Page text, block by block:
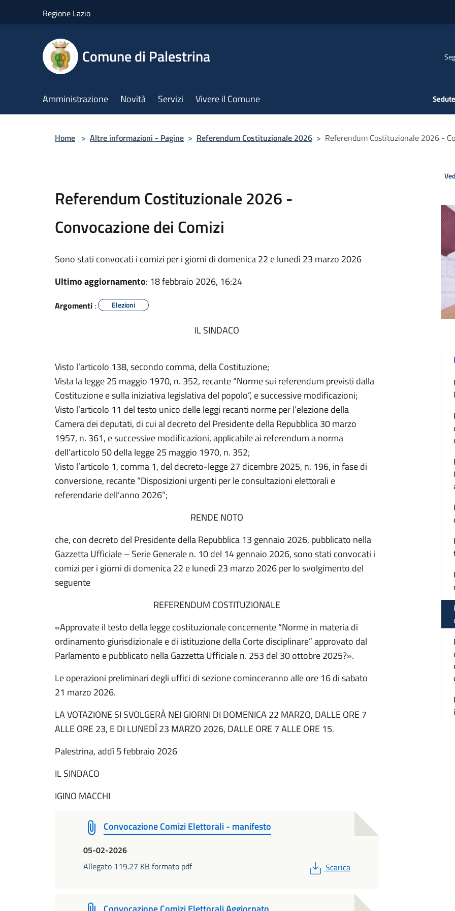
Regione Lazio
Comune di Palestrina
Amministrazione Novità Servizi Vivere il Comune
Home > Altre informazioni - Pagine > Referendum Costituzionale 2026 > Referendum Costituzionale 2026 -
Referendum Costituzionale 2026 -
Convocazione dei Comizi
Sono stati convocati i comizi per i giorni di domenica 22 e lunedì 23 marzo 2026
Ultimo aggiornamento: 18 febbraio 2026, 16:24
Argomenti : Elezioni
IL SINDACO
Visto l’articolo 138, secondo comma, della Costituzione;
Vista la legge 25 maggio 1970, n. 352, recante “Norme sui referendum previsti dalla
Costituzione e sulla iniziativa legislativa del popolo”, e successive modificazioni;
Visto l’articolo 11 del testo unico delle leggi recanti norme per l’elezione della
Camera dei deputati, di cui al decreto del Presidente della Repubblica 30 marzo
1957, n. 361, e successive modificazioni, applicabile ai referendum a norma
dell’articolo 50 della legge 25 maggio 1970, n. 352;
Visto l’articolo 1, comma 1, del decreto-legge 27 dicembre 2025, n. 196, in fase di
conversione, recante “Disposizioni urgenti per le consultazioni elettorali e
referendarie dell’anno 2026”;
RENDE NOTO
che, con decreto del Presidente della Repubblica 13 gennaio 2026, pubblicato nella
Gazzetta Ufficiale – Serie Generale n. 10 del 14 gennaio 2026, sono stati convocati i
comizi per i giorni di domenica 22 e lunedì 23 marzo 2026 per lo svolgimento del
seguente
REFERENDUM COSTITUZIONALE
«Approvate il testo della legge costituzionale concernente “Norme in materia di
ordinamento giurisdizionale e di istituzione della Corte disciplinare” approvato dal
Parlamento e pubblicato nella Gazzetta Ufficiale n. 253 del 30 ottobre 2025?».
Le operazioni preliminari degli uffici di sezione cominceranno alle ore 16 di sabato
21 marzo 2026.
LA VOTAZIONE SI SVOLGERÀ NEI GIORNI DI DOMENICA 22 MARZO, DALLE ORE 7
ALLE ORE 23, E DI LUNEDÌ 23 MARZO 2026, DALLE ORE 7 ALLE ORE 15.
Palestrina, addì 5 febbraio 2026
IL SINDACO
IGINO MACCHI
Convocazione Comizi Elettorali - manifesto
05-02-2026
Allegato 119.27 KB formato pdf
PDF
Scarica